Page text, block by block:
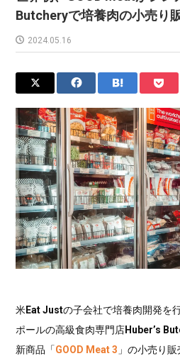
Butcheryで培養肉の小売り
2024.05.16
米Eat Justの子会社で培養肉開発を
ポールの高級食肉専門店Huber’s
新商品「GOOD Meat 3 」の小売り